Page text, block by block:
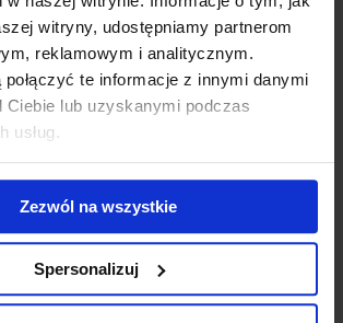
witryny, udostępniamy partnerom
reklamowym i analitycznym.
te informacje z innymi danymi
Ciebie lub uzyskanymi podczas
usług.
Zezwól na wszystkie
Spersonalizuj
790,00PLN + VAT
Dalej